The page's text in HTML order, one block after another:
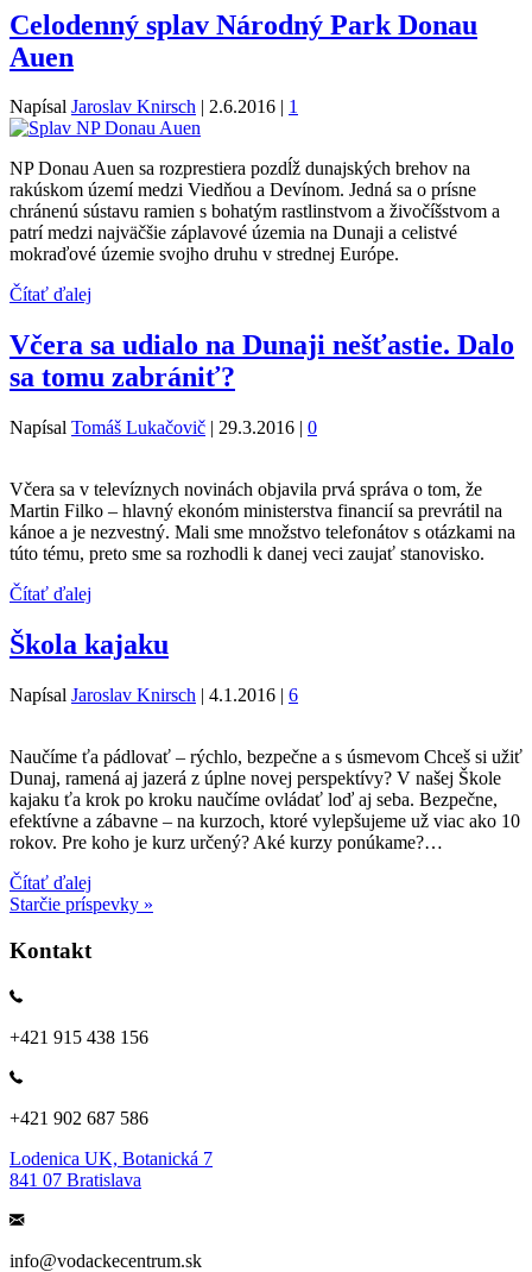
Celodenný splav Národný Park Donau
Auen
Napísal Jaroslav Knirsch 2.6.2016 1
NP Donau Auen sa rozprestiera pozdĺž dunajských brehov na
rakúskom území medzi Viedňou a Devínom. Jedná sa o prísne
chránenú sústavu ramien s bohatým rastlinstvom a živočíšstvom a
patrí medzi najväčšie záplavové územia na Dunaji a celistvé
mokraďové územie svojho druhu v strednej Európe.
Čítať ďalej
Včera sa udialo na Dunaji nešťastie. Dalo
sa tomu zabrániť?
Napísal Tomáš Lukačovič | 29.3.2016 | 0
Včera sa v televíznych novinách objavila prvá správa o tom, že
Martin Filko – hlavný ekonóm ministerstva financií sa prevrátil na
kánoe a je nezvestný. Mali sme množstvo telefonátov s otázkami na
túto tému, preto sme sa rozhodli k danej veci zaujať stanovisko.
Čítať ďalej
Škola kajaku
Napísal Jaroslav Knirsch | 4.1.2016 | 6
Naučíme ťa pádlovať – rýchlo, bezpečne a s úsmevom Chceš si užiť
Dunaj, ramená aj jazerá z úplne novej perspektívy? V našej Škole
kajaku ťa krok po kroku naučíme ovládať loď aj seba. Bezpečne,
efektívne a zábavne – na kurzoch, ktoré vylepšujeme už viac ako 10
rokov. Pre koho je kurz určený? Aké kurzy ponúkame?…
Čítať ďalej
Starčie príspevky »
Kontakt
+421 915 438 156
+421 902 687 586
Lodenica UK, Botanická 7
841 07 Bratislava
info@vodackecentrum.sk